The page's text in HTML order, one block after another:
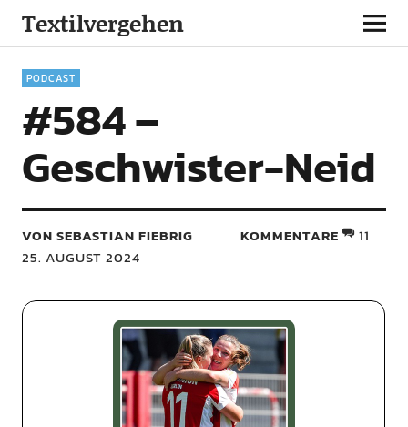
Textilvergehen
PODCAST
#584 –
Geschwister-Neid
VON SEBASTIAN FIEBRIG
25. AUGUST 2024
KOMMENTARE 11